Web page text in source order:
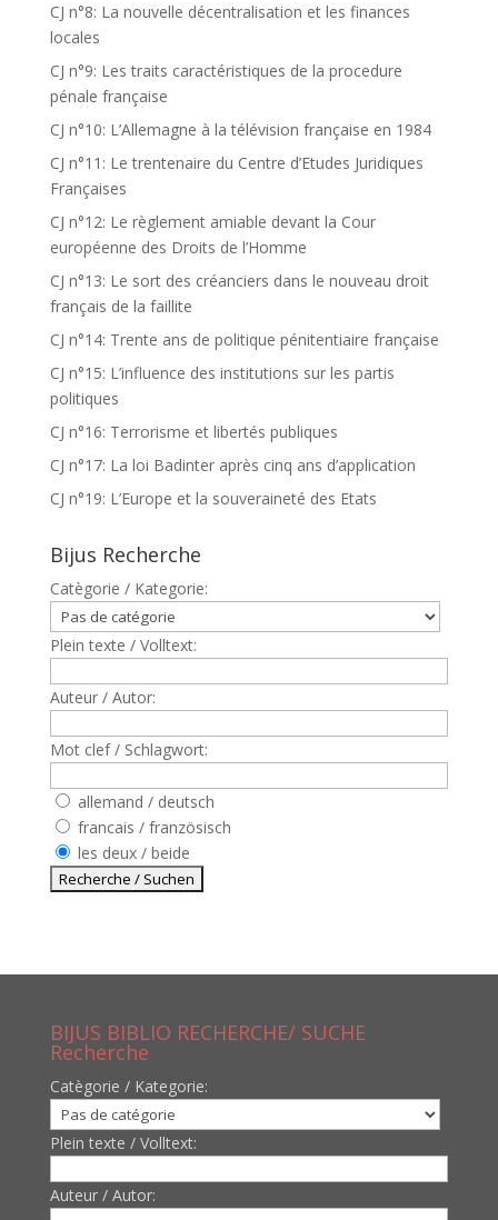
CJ n°8: La nouvelle décentralisation et les finances
locales
CJ n°9: Les traits caractéristiques de la procedure
pénale française
CJ n°10: L’Allemagne à la télévision française en 1984
CJ n°11: Le trentenaire du Centre d’Etudes Juridiques
Françaises
CJ n°12: Le règlement amiable devant la Cour
européenne des Droits de l’Homme
CJ n°13: Le sort des créanciers dans le nouveau droit
français de la faillite
CJ n°14: Trente ans de politique pénitentiaire française
CJ n°15: L’influence des institutions sur les partis
politiques
CJ n°16: Terrorisme et libertés publiques
CJ n°17: La loi Badinter après cinq ans d’application
CJ n°19: L’Europe et la souveraineté des Etats
Bijus Recherche
Catègorie / Kategorie:
Plein texte / Volltext:
Auteur / Autor:
Mot clef / Schlagwort:
allemand / deutsch
francais / französisch
les deux / beide
BIJUS BIBLIO RECHERCHE/ SUCHE
Recherche
Catègorie / Kategorie:
Plein texte / Volltext:
Auteur / Autor: